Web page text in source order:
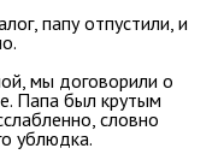
папу отпустили, и
мы договорили о
Папа был крутым
словно
ублюдка.